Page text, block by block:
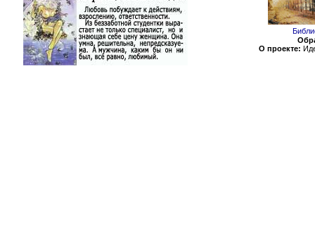
О проекте: